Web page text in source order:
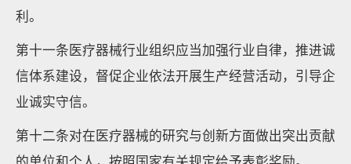
利。
第十一条医疗器械行业组织应当加强行业自律，推进诚
信体系建设，督促企业依法开展生产经营活动，引导企
业诚实守信。
第十二条对在医疗器械的研究与创新方面做出突出贡献